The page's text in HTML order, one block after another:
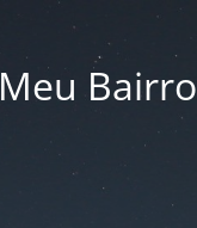
Meu Bairro